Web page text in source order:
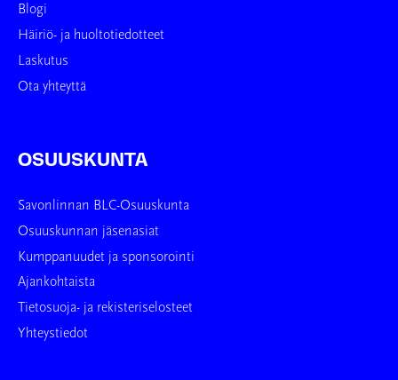
Blogi
Häiriö- ja huoltotiedotteet
Laskutus
Ota yhteyttä
OSUUSKUNTA
Savonlinnan BLC-Osuuskunta
Osuuskunnan jäsenasiat
Kumppanuudet ja sponsorointi
Ajankohtaista
Tietosuoja- ja rekisteriselosteet
Yhteystiedot